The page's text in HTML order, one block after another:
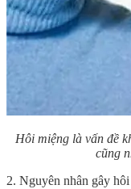
Hôi miệng là vấn đề
cũng
2. Nguyên nhân gây